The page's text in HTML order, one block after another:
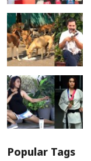
Popular Tags